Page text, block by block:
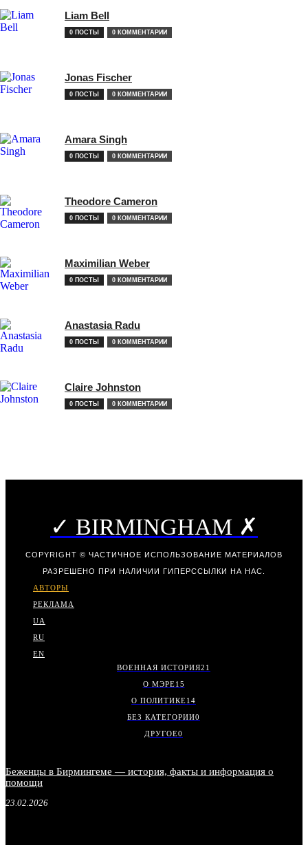
Liam Bell
0 ПОСТЫ 0 КОММЕНТАРИИ
Jonas Fischer
0 ПОСТЫ 0 КОММЕНТАРИИ
Amara Singh
0 ПОСТЫ 0 КОММЕНТАРИИ
Theodore Cameron
0 ПОСТЫ 0 КОММЕНТАРИИ
Maximilian Weber
0 ПОСТЫ 0 КОММЕНТАРИИ
Anastasia Radu
0 ПОСТЫ 0 КОММЕНТАРИИ
Claire Johnston
0 ПОСТЫ 0 КОММЕНТАРИИ
✓ BIRMINGHAM ✗
COPYRIGHT © ЧАСТИЧНОЕ ИСПОЛЬЗОВАНИЕ МАТЕРИАЛОВ
РАЗРЕШЕНО ПРИ НАЛИЧИИ ГИПЕРССЫЛКИ НА НАС.
АВТОРЫ
РЕКЛАМА
UA
RU
EN
ВОЕННАЯ ИСТОРИЯ21
О МЭРЕ15
О ПОЛИТИКЕ14
БЕЗ КАТЕГОРИИ0
ДРУГОЕ0
Беженцы в Бирмингеме — история, факты и информация о
помощи
23.02.2026